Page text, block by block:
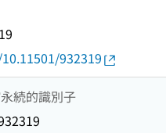
932319
続的識別子